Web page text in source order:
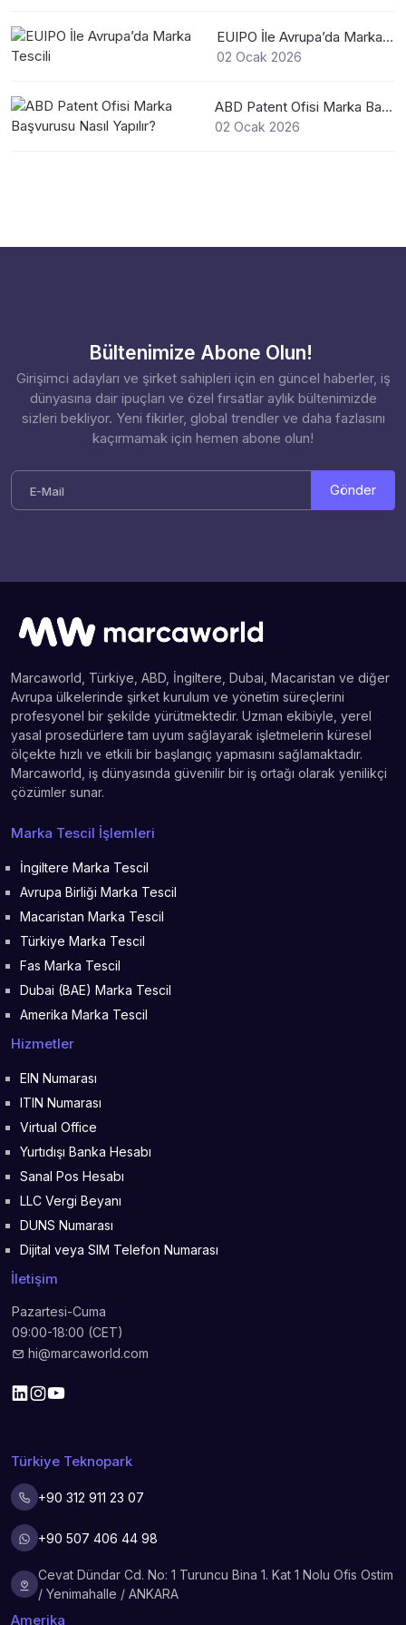
EUIPO İle Avrupa’da Marka Tescili
02 Ocak 2026
ABD Patent Ofisi Marka Başvurusu Nasıl Yapılır?
02 Ocak 2026
Bültenimize Abone Olun!
Girişimci adayları ve şirket sahipleri için en güncel haberler, iş
dünyasına dair ipuçları ve özel fırsatlar aylık bültenimizde
sizleri bekliyor. Yeni fikirler, global trendler ve daha fazlasını
kaçırmamak için hemen abone olun!
Gönder
Marcaworld, Türkiye, ABD, İngiltere, Dubai, Macaristan ve diğer
Avrupa ülkelerinde şirket kurulum ve yönetim süreçlerini
profesyonel bir şekilde yürütmektedir. Uzman ekibiyle, yerel
yasal prosedürlere tam uyum sağlayarak işletmelerin küresel
ölçekte hızlı ve etkili bir başlangıç yapmasını sağlamaktadır.
Marcaworld, iş dünyasında güvenilir bir iş ortağı olarak yenilikçi
çözümler sunar.
Marka Tescil İşlemleri
İngiltere Marka Tescil
Avrupa Birliği Marka Tescil
Macaristan Marka Tescil
Türkiye Marka Tescil
Fas Marka Tescil
Dubai (BAE) Marka Tescil
Amerika Marka Tescil
Hizmetler
EIN Numarası
ITIN Numarası
Virtual Office
Yurtıdışı Banka Hesabı
Sanal Pos Hesabı
LLC Vergi Beyanı
DUNS Numarası
Dijital veya SIM Telefon Numarası
İletişim
Pazartesi-Cuma
09:00-18:00 (CET)
hi@marcaworld.com
Türkiye Teknopark
+90 312 911 23 07
+90 507 406 44 98
Cevat Dündar Cd. No: 1 Turuncu Bina 1. Kat 1 Nolu Ofis Ostim
/ Yenimahalle / ANKARA
Amerika